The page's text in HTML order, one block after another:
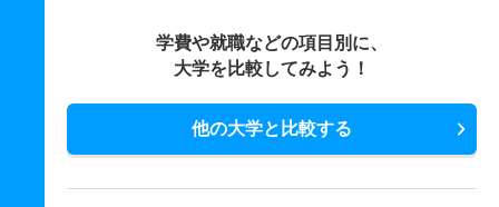
学費や就職などの項目別に、
大学を比較してみよう！
他の大学と比較する